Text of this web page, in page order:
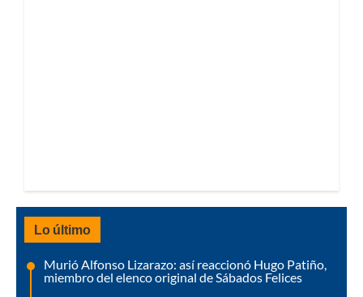
Lo último
Murió Alfonso Lizarazo: así reaccionó Hugo Patiño,
miembro del elenco original de Sábados Felices